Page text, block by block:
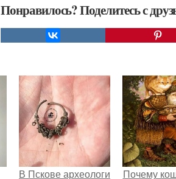
Понравилось? Поделитесь с
В Пскове археологи
Почему